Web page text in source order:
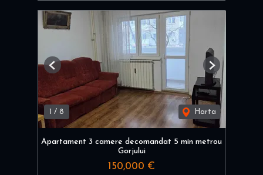
1 / 8 Harta
Previous Next
Apartament 3 camere decomandat 5 min metrou
Gorjului
150,000 €